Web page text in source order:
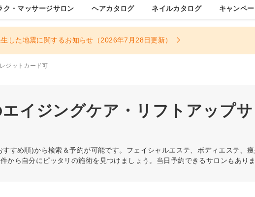
ク・マッサージサロン ヘアカタログ ネイルカタログ キャンペ
した地震に関するお知らせ（2026年7月28日更新）
ジットカード可
イジングケア・リフトアップ
すすめ順)から検索＆予約が可能です。フェイシャルエステ、ボディエステ、
から自分にピッタリの施術を見つけましょう。当日予約できるサロンもありま